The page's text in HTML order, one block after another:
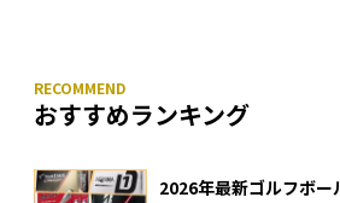
おすすめランキング
2026年最新ゴルフボー